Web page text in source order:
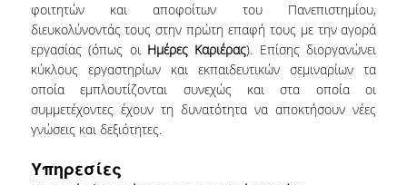
ΠΡΟΠΤΥΧΙΑΚΕΣ ΣΠΟΥΔΕΣ
ΟΔΗΓΟΣ ΣΠΟΥΔΩΝ
ΠΡΟΓΡΑΜΜΑ ΣΠΟΥΔΩΝ
ΜΑΘΗΜΑΤΑ ΠΡΟΓΡΑΜΜΑΤΟΣ ΣΠΟΥΔΩΝ
ΚΑΤΕΥΘΥΝΣΕΙΣ
φοιτητών και αποφοίτων του Πανεπιστημίου,
διευκολύνοντάς τους στην πρώτη επαφή τους με την αγορά
εργασίας (όπως οι Ημέρες Καριέρας). Επίσης διοργανώνει
κύκλους εργαστηρίων και εκπαιδευτικών σεμιναρίων τα
οποία εμπλουτίζονται συνεχώς και στα οποία οι
συμμετέχοντες έχουν τη δυνατότητα να αποκτήσουν νέες
γνώσεις και δεξιότητες.
Υπηρεσίες